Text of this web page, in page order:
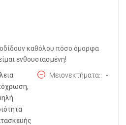
καθόλου πόσο όμορφα
ενθουσιασμένη!
Μειονεκτήματα: -